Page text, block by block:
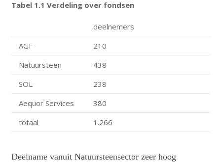
Tabel 1.1 Verdeling over fondsen
deelnemers
AGF
210
Natuursteen
438
SOL
238
Aequor Services
380
totaal
1.266
Deelname vanuit Natuursteensector zeer hoog